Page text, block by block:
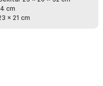
auto darkening yang
kegelapan dalam hitungan
cm
x 21 cm